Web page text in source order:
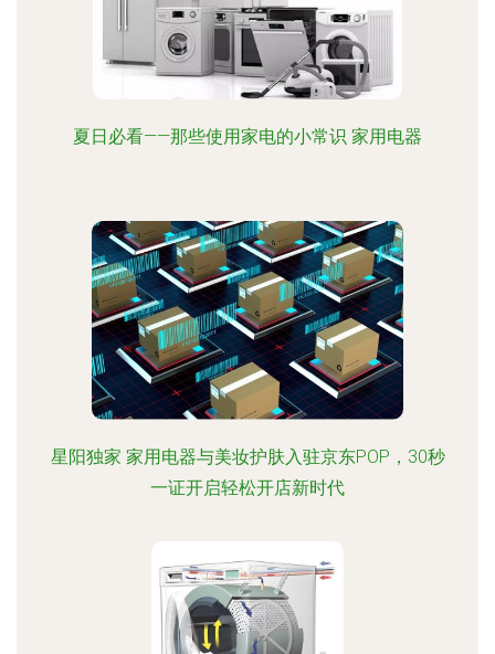
夏日必看——那些使用家电的小常识 家用电器
星阳独家 家用电器与美妆护肤入驻京东POP，30秒
一证开启轻松开店新时代